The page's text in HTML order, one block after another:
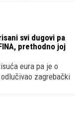
svi dugovi pa
prethodno joj
eura pa je o
zagrebački